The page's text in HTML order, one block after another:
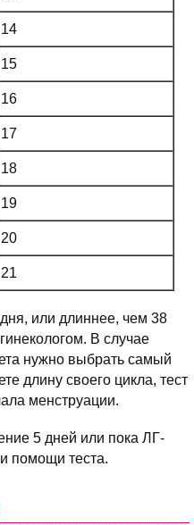
14
15
16
17
18
19
20
21
или длиннее, чем 38
В случае
нужно выбрать самый
длину своего цикла, тест
менструации.
5 дней или пока ЛГ-
помощи теста.